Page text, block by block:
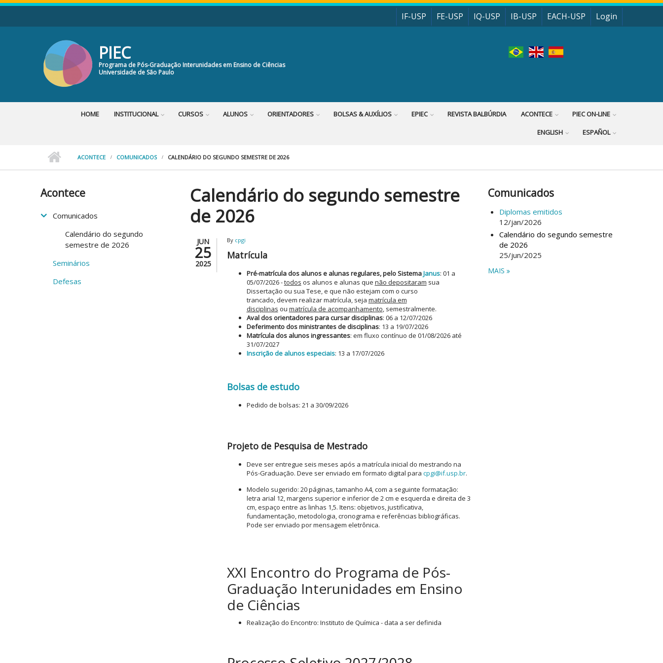
Pular para o conteúdo principal
IF-USP FE-USP IQ-USP IB-USP EACH-USP Login
PIEC
Programa de Pós-Graduação Interunidades em Ensino de Ciências
Universidade de São Paulo
HOME INSTITUCIONAL CURSOS ALUNOS ORIENTADORES BOLSAS & AUXÍLIOS EPIEC REVISTA BALBÚRDIA ACONTECE PIEC ON-LINE
ENGLISH ESPAÑOL
ACONTECE COMUNICADOS CALENDÁRIO DO SEGUNDO SEMESTRE DE 2026
Acontece
Comunicados
Calendário do segundo
semestre de 2026
Seminários
Defesas
Calendário do segundo semestre
de 2026
JUN
25
2025
By cpgi
Matrícula
Pré-matrícula dos alunos e alunas regulares, pelo SistemaJanus: 01 a
05/07/2026 -todos os alunos e alunas que não depositaram sua
Dissertação ou sua Tese, e que não estejam com o curso
trancado, devem realizar matrícula, seja matrícula em
disciplinas ou matrícula de acompanhamento, semestralmente.
Aval dos orientadores para cursar disciplinas: 06 a 12/07/2026
Deferimento dos ministrantes de disciplinas: 13 a 19/07/2026
Matrícula dos alunos ingressantes: em fluxo contínuo de 01/08/2026 até
31/07/2027
Inscrição de alunos especiais: 13 a 17/07/2026
Bolsas de estudo
Pedido de bolsas: 21 a 30/09/2026
Projeto de Pesquisa de Mestrado
Deve ser entregue seis meses após a matrícula inicial do mestrando na
Pós-Graduação. Deve ser enviado em formato digital para cpgi@if.usp.br.
Modelo sugerido: 20 páginas, tamanho A4, com a seguinte formatação:
letra arial 12, margens superior e inferior de 2 cm e esquerda e direita de 3
cm, espaço entre as linhas 1,5. Itens: objetivos, justificativa,
fundamentação, metodologia, cronograma e referências bibliográficas.
Pode ser enviado por mensagem eletrônica.
XXI Encontro do Programa de Pós-
Graduação Interunidades em Ensino
de Ciências
Realização do Encontro: Instituto de Química - data a ser definida
Comunicados
Diplomas emitidos
12/jan/2026
Calendário do segundo semestre
de 2026
25/jun/2025
MAIS